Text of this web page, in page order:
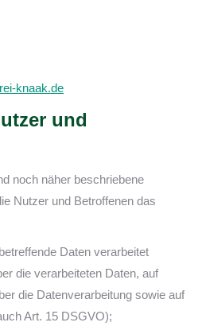
knaak.de
und
noch näher beschriebene
Nutzer und Betroffenen das
Daten verarbeitet
die verarbeiteten Daten, auf
die Datenverarbeitung sowie auf
Art. 15 DSGVO);